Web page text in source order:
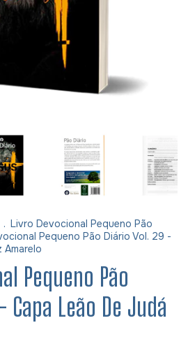
. Livro Devocional Pequeno Pão
Pequeno Pão Diário Vol. 29 -
Amarelo
Pequeno Pão
Capa Leão De Judá